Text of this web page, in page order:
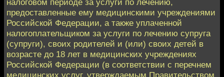
налоговом периоде за услуги по лечению,
предоставленные ему медицинскими учреждениями
Российской Федерации, а также уплаченной
налогоплательщиком за услуги по лечению супруга
(супруги), своих родителей и (или) своих детей в
возрасте до 18 лет в медицинских учреждениях
Российской Федерации (в соответствии с перечнем